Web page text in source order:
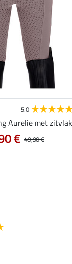
5.0
Aurelie met zitvlak
49,90 €
€